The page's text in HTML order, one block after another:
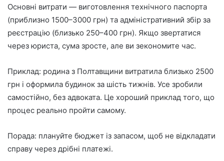
Основні витрати — виготовлення технічного паспорта
(приблизно 1500–3000 грн) та адміністративний збір за
реєстрацію (близько 250–400 грн). Якщо звертатися
через юриста, сума зросте, але ви зекономите час.
Приклад: родина з Полтавщини витратила близько 2500
грн і оформила будинок за шість тижнів. Усе зробили
самостійно, без адвоката. Це хороший приклад того, що
процес реально пройти самому.
Порада: плануйте бюджет із запасом, щоб не відкладати
справу через дрібні платежі.